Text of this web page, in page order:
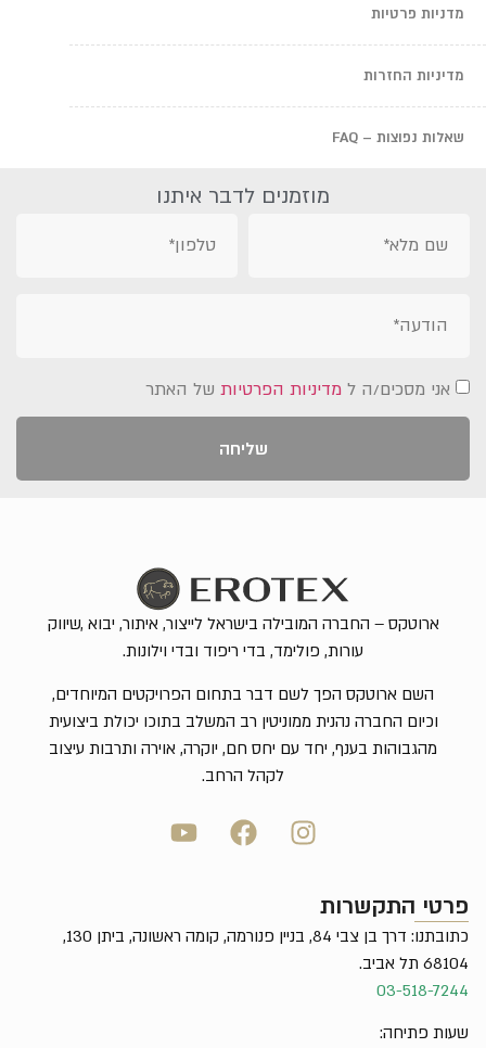
מדניות פרטיות
מדיניות החזרות
שאלות נפוצות – FAQ
מוזמנים לדבר איתנו
אני מסכים/ה ל מדיניות הפרטיות של האתר
שליחה
פרטי התקשרות
כתובתנו: דרך בן צבי 84, בניין פנורמה, קומה ראשונה, ביתן 130,
68104 תל אביב.
03-518-7244
שעות פתיחה:
ארוטקס – החברה המובילה בישראל לייצור, איתור, יבוא ,שיווק
עורות, פולימד, בדי ריפוד ובדי וילונות.
השם ארוטקס הפך לשם דבר בתחום הפרויקטים המיוחדים,
וכיום החברה נהנית ממוניטין רב המשלב בתוכו יכולת ביצועית
מהגבוהות בענף, יחד עם יחס חם, יוקרה, אוירה ותרבות עיצוב
לקהל הרחב.